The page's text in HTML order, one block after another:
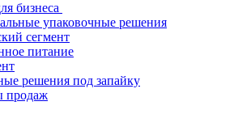
бизнеса
упаковочные решения
сегмент
питание
решения под запайку
продаж